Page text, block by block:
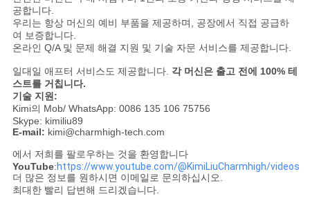
공합니다.
우리는 항상 머신의 예비 부품을 제공하며, 공장에서 직접 공급하
여 보증합니다.
온라인 Q/A 및 문제 해결 지원 및 기술 자문 서비스를 제공합니다.
일대일 애프터 서비스도 제공합니다. 각 머신은 출고 전에 100% 테
스트를 거칩니다.
기술 지원:
Kimi의 Mob/ WhatsApp: 0086 135 106 75756
Skype: kimiliu89
E-mail: kimi@charmhigh-tech.com
에서 저희를 팔로우하는 것을 환영합니다
YouTube:https://www.youtube.com/@KimiLiuCharmhigh/videos
더 많은 정보를 원하시면 이메일로 문의하십시오.
최대한 빨리 답변해 드리겠습니다.